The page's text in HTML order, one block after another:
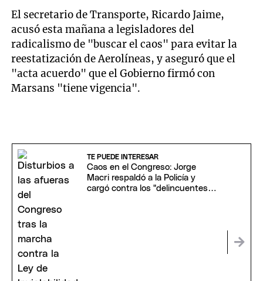
El secretario de Transporte, Ricardo Jaime,
acusó esta mañana a legisladores del
radicalismo de "buscar el caos" para evitar la
reestatización de Aerolíneas, y aseguró que el
"acta acuerdo" que el Gobierno firmó con
Marsans "tiene vigencia".
TE PUEDE INTERESAR
Caos en el Congreso: Jorge
Macri respaldó a la Policía y
cargó contra los "delincuentes